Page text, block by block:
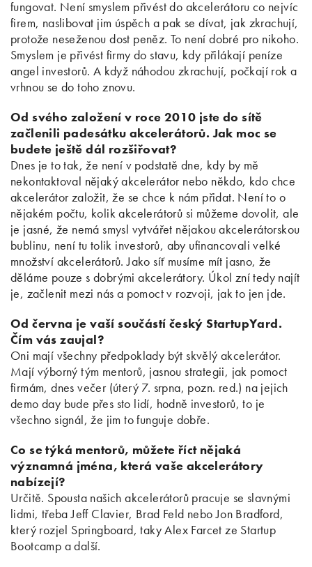
fungovat. Není smyslem přivést do akcelerátoru co nejvíc
firem, naslibovat jim úspěch a pak se dívat, jak zkrachují,
protože neseženou dost peněz. To není dobré pro nikoho.
Smyslem je přivést firmy do stavu, kdy přilákají peníze
angel investorů. A když náhodou zkrachují, počkají rok a
vrhnou se do toho znovu.
Od svého založení v roce 2010 jste do sítě
začlenili padesátku akcelerátorů. Jak moc se
budete ještě dál rozšiřovat?
Dnes je to tak, že není v podstatě dne, kdy by mě
nekontaktoval nějaký akcelerátor nebo někdo, kdo chce
akcelerátor založit, že se chce k nám přidat. Není to o
nějakém počtu, kolik akcelerátorů si můžeme dovolit, ale
je jasné, že nemá smysl vytvářet nějakou akcelerátorskou
bublinu, není tu tolik investorů, aby ufinancovali velké
množství akcelerátorů. Jako síť musíme mít jasno, že
děláme pouze s dobrými akcelerátory. Úkol zní tedy najít
je, začlenit mezi nás a pomoct v rozvoji, jak to jen jde.
Od června je vaší součástí český StartupYard.
Čím vás zaujal?
Oni mají všechny předpoklady být skvělý akcelerátor.
Mají výborný tým mentorů, jasnou strategii, jak pomoct
firmám, dnes večer (úterý 7. srpna, pozn. red.) na jejich
demo day bude přes sto lidí, hodně investorů, to je
všechno signál, že jim to funguje dobře.
Co se týká mentorů, můžete říct nějaká
významná jména, která vaše akcelerátory
nabízejí?
Určitě. Spousta našich akcelerátorů pracuje se slavnými
lidmi, třeba Jeff Clavier, Brad Feld nebo Jon Bradford,
který rozjel Springboard, taky Alex Farcet ze Startup
Bootcamp a další.